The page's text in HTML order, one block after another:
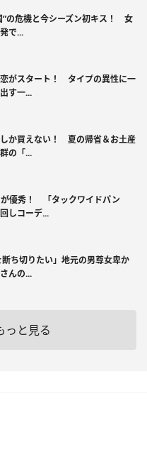
”の危機と今シーズン初キス！ 女
で...
がスタート！ タイプの異性に一
す一...
か買えない！ 夏の帰省＆お土産
の「...
優秀！ 「タックワイドパン
しコーデ...
断ち切りたい」地元の男尊女卑か
んの...
っと見る